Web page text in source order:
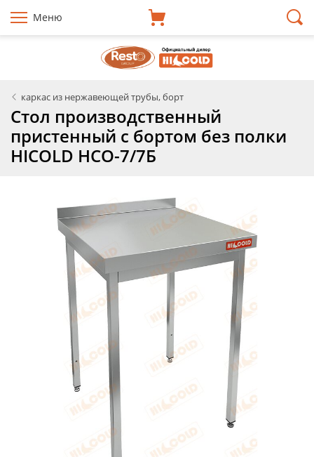
Меню
каркас из нержавеющей трубы, борт
Стол производственный
пристенный с бортом без полки
HICOLD НСО-7/7Б